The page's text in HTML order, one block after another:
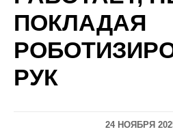
ПОКЛАДАЯ
РУК
24 НОЯБРЯ